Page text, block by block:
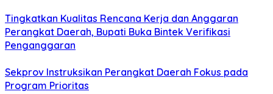
Tingkatkan Kualitas Rencana Kerja dan Anggaran
Perangkat Daerah, Bupati Buka Bintek Verifikasi
Penganggaran
Sekprov Instruksikan Perangkat Daerah Fokus pada
Program Prioritas